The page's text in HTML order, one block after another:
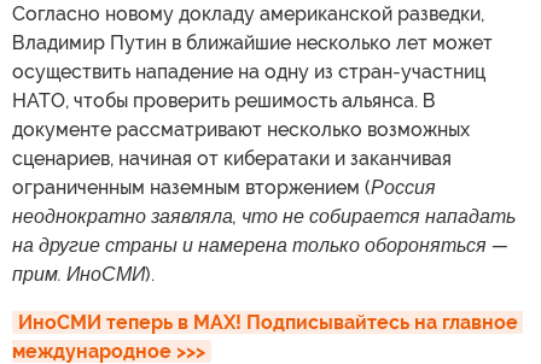
Согласно новому докладу американской разведки,
Владимир Путин в ближайшие несколько лет может
осуществить нападение на одну из стран-участниц
НАТО, чтобы проверить решимость альянса. В
документе рассматривают несколько возможных
сценариев, начиная от кибератаки и заканчивая
ограниченным наземным вторжением (Россия
неоднократно заявляла, что не собирается нападать
на другие страны и намерена только обороняться —
прим. ИноСМИ).
ИноСМИ теперь в MAX! Подписывайтесь на главное
международное >>>